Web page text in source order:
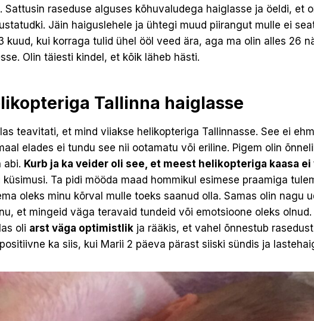
Sattusin raseduse alguses kõhuvaludega haiglasse ja öeldi, et
Jäin haiguslehele ja ühtegi muud piirangut mulle ei
kuud, kui korraga tulid ühel ööl veed ära, aga ma olin alles 26
Olin täiesti kindel, et kõik läheb hästi.
Tallinna haiglasse
teavitati, et mind viiakse helikopteriga Tallinnasse. See ei
elades ei tundu see nii ootamatu või eriline. Pigem olin
abi. Kurb ja ka veider oli see, et meest helikopteriga kaasa
küsimusi. Ta pidi mööda maad hommikul esimese praamiga
oleks minu kõrval mulle toeks saanud olla. Samas olin nagu
et mingeid väga teravaid tundeid või emotsioone oleks
oli arst väga optimistlik ja rääkis, et vahel õnnestub
ka siis, kui Marii 2 päeva pärast siiski sündis ja